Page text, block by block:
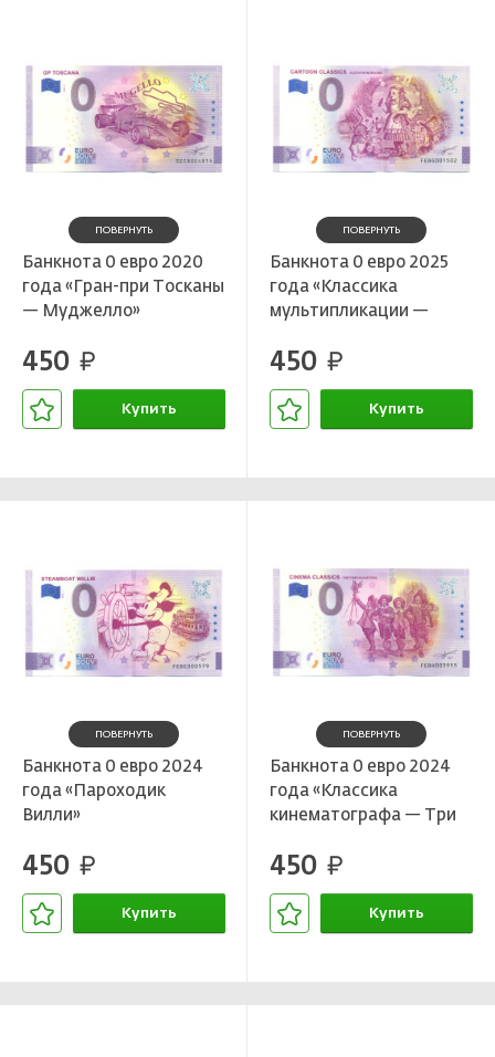
ПОВЕРНУТЬ
Банкнота 0 евро 2020
года «Гран-при Тосканы
— Муджелло»
450 руб.
Купить
ПОВЕРНУТЬ
Банкнота 0 евро 2025
года «Классика
мультипликации —
450 руб.
Купить
ПОВЕРНУТЬ
Банкнота 0 евро 2024
года «Пароходик
Вилли»
450 руб.
Купить
ПОВЕРНУТЬ
Банкнота 0 евро 2024
года «Классика
кинематографа — Три
450 руб.
Купить